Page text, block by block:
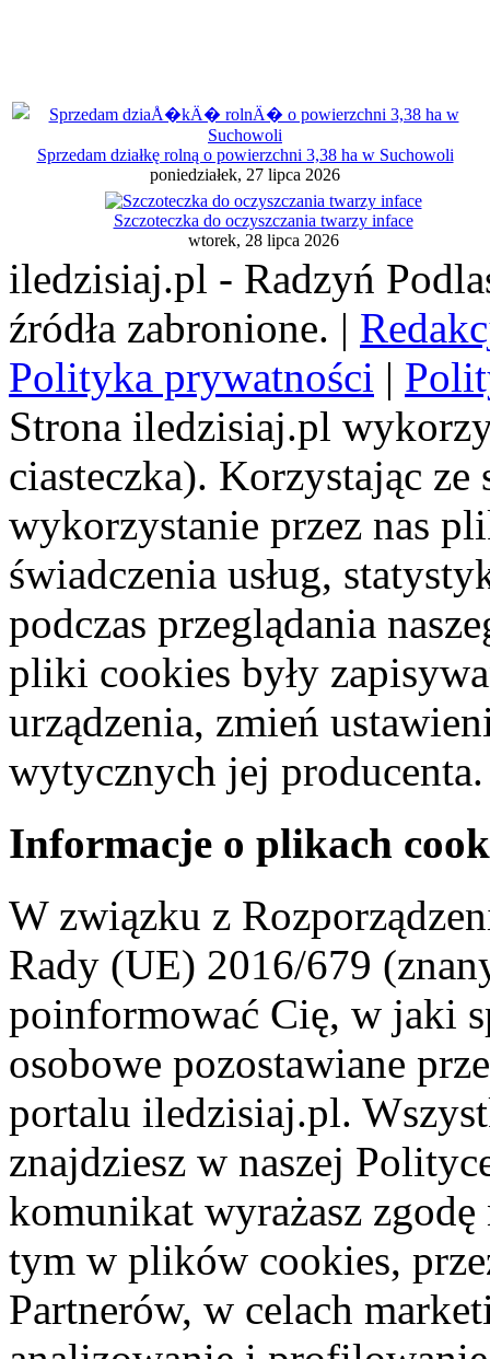
Sprzedam działkę rolną o powierzchni 3,38 ha w Suchowoli
poniedziałek, 27 lipca 2026
Szczoteczka do oczyszczania twarzy inface
wtorek, 28 lipca 2026
iledzisiaj.pl - Radzyń
źródła zabronione. |
Polityka prywatności |
Strona iledzisiaj.pl
ciasteczka). Korzystając
wykorzystanie przez nas
świadczenia usług,
podczas przeglądania
pliki cookies były
urządzenia, zmień
wytycznych jej producenta.
Informacje o plikach
W związku z
Rady (UE) 2016/679
poinformować Cię, w jaki
osobowe pozostawiane
portalu iledzisiaj.pl.
znajdziesz w naszej
komunikat wyrażasz
tym w plików cookies,
Partnerów, w celach